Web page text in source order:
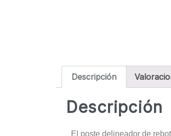
Descripción
Descripción
El poste delineador de